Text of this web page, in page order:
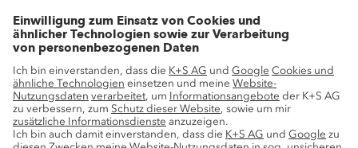
einmal bestätigen. Der Newsletter kann
jederzeit abbestellt werden. Durch Klick
auf den Button „Abschicken“ willige ich
darin ein, dass die K+S
Aktiengesellschaft meine E-Mail-